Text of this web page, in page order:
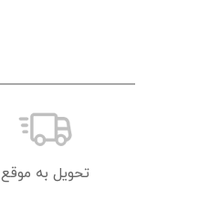
تحویل به موقع